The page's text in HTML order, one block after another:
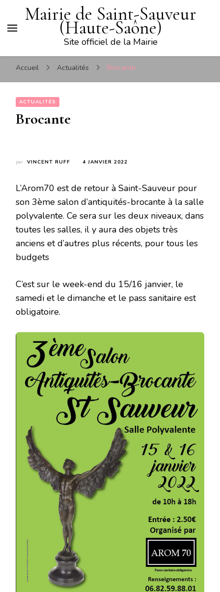
Mairie de Saint-Sauveur
(Haute-Saône)
Site officiel de la Mairie
Accueil Actualités Brocante
ACTUALITÉS
Brocante
par VINCENT RUFF 4 JANVIER 2022
L’Arom70 est de retour à Saint-Sauveur pour
son 3ème salon d’antiquités-brocante à la salle
polyvalente. Ce sera sur les deux niveaux, dans
toutes les salles, il y aura des objets très
anciens et d’autres plus récents, pour tous les
budgets
C’est sur le week-end du 15/16 janvier, le
samedi et le dimanche et le pass sanitaire est
obligatoire.